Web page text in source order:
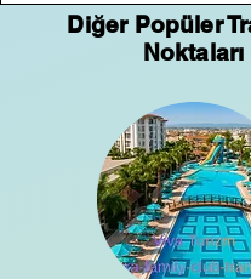
Diğer Popüler
Noktaları